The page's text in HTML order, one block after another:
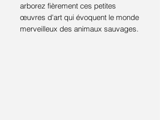
arborez fièrement ces petites
œuvres d'art qui évoquent le monde
merveilleux des animaux sauvages.